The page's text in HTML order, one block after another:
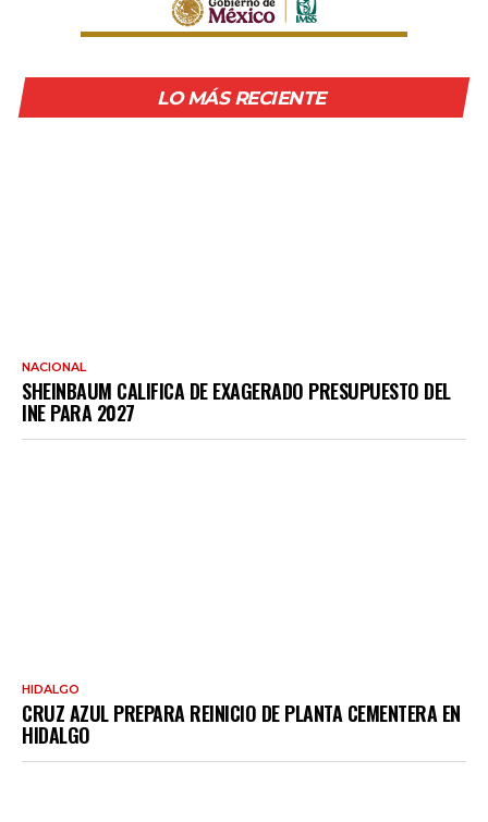
LO MÁS RECIENTE
NACIONAL
SHEINBAUM CALIFICA DE EXAGERADO PRESUPUESTO DEL
INE PARA 2027
HIDALGO
CRUZ AZUL PREPARA REINICIO DE PLANTA CEMENTERA EN
HIDALGO